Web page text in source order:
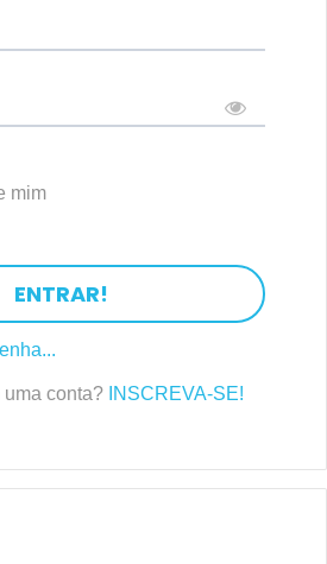
mim
ENTRAR!
conta? INSCREVA-SE!